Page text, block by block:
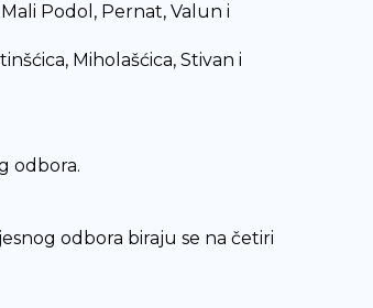
Podol, Pernat, Valun i
Miholašćica, Stivan i
odbora.
odbora biraju se na četiri